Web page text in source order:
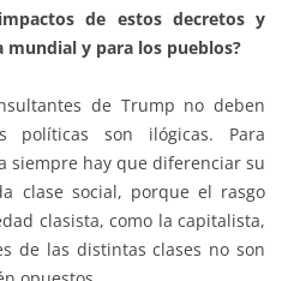
de estos decretos y
mundial y para los pueblos?
de Trump no deben
políticas son ilógicas. Para
siempre hay que diferenciar su
clase social, porque el rasgo
clasista, como la capitalista,
de las distintas clases no son